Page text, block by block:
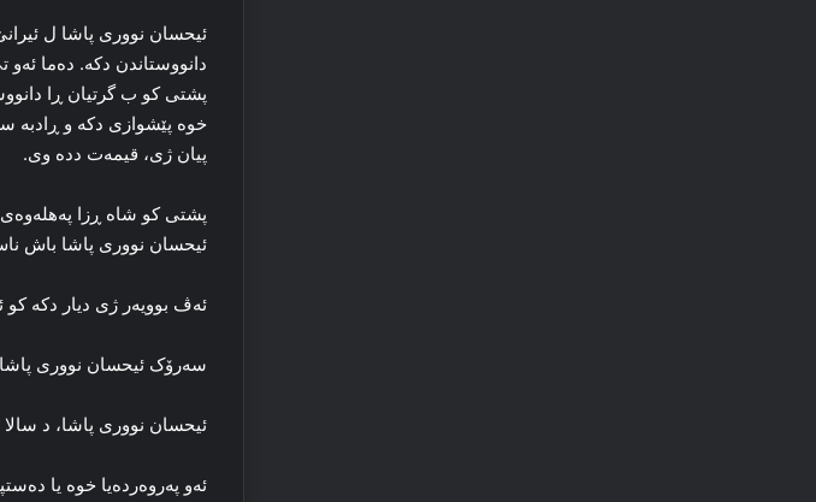
ئیحسان نووری پاشا ل
دانووستاندن دکه‌. ده‌ما
پشتی کو ب گرتیان ڕا
خوه‌ پێشوازی دکه‌ و ڕادبه‌
پیان ژی، قیمه‌ت دده‌ وی.
پشتی کو شاه ڕزا
ئیحسان نووری پاشا باش
ئه‌ڤ بوویه‌ر ژی دیار دکه‌ کو
سه‌رۆک ئیحسان نووری
ئیحسان نووری پاشا، د سالا ۱۸۹۳ێ دا‌ ل به‌دلیسێ تێ دنیایێ.
ئه‌و په‌روه‌ردەیا خوه‌ یا